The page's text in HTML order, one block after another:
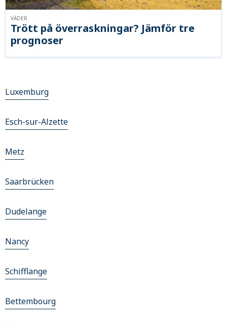
Trött på överraskningar? Jämför tre
prognoser
VÄDER
Luxemburg
Esch-sur-Alzette
Metz
Saarbrücken
Dudelange
Nancy
Schifflange
Bettembourg